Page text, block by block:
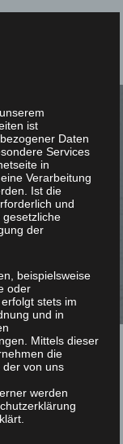
G
ist
Daten
Services
in
Verarbeitung
Ist die
und
der
beispielsweise
oder
stets im
und in
Mittels dieser
die
der von uns
werden